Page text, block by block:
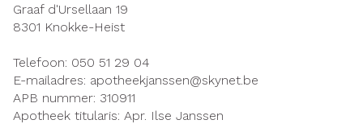
Graaf d'Ursellaan 19
8301 Knokke-Heist
Telefoon: 050 51 29 04
E-mailadres: apotheekjanssen@skynet.be
APB nummer: 310911
Apotheek titularis: Apr. Ilse Janssen